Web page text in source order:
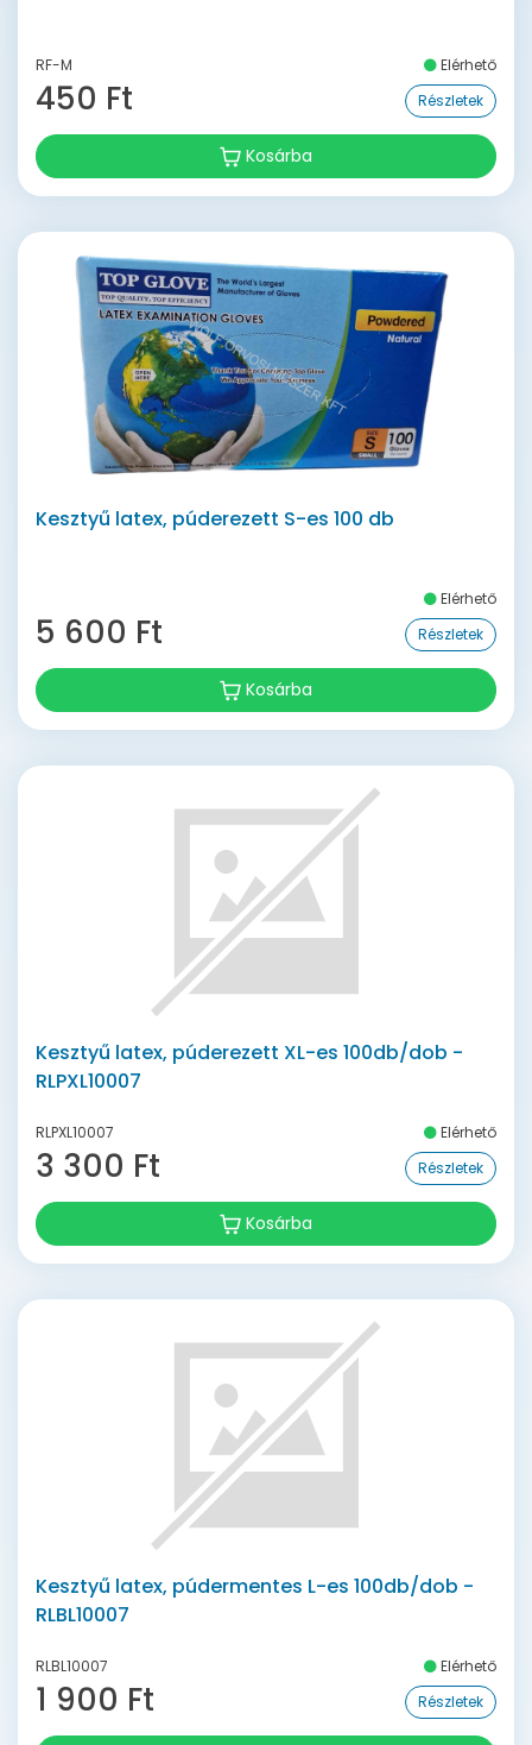
RF-M Elérhető
450 Ft Részletek
Kosárba
Kesztyű latex, púderezett S-es 100 db
Elérhető
5 600 Ft Részletek
Kosárba
Kesztyű latex, púderezett XL-es 100db/dob -
RLPXL10007
RLPXL10007 Elérhető
3 300 Ft Részletek
Kosárba
Kesztyű latex, púdermentes L-es 100db/dob -
RLBL10007
RLBL10007 Elérhető
1 900 Ft Részletek